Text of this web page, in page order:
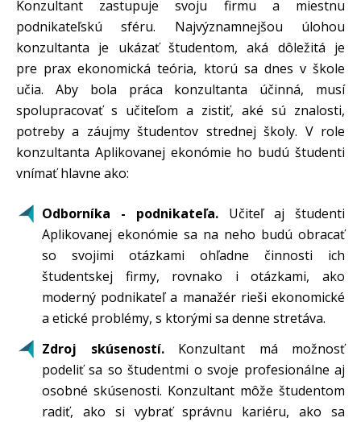
Konzultant zastupuje svoju firmu a miestnu
podnikateľskú sféru. Najvýznamnejšou úlohou
konzultanta je ukázať študentom, aká dôležitá je
pre prax ekonomická teória, ktorú sa dnes v škole
učia. Aby bola práca konzultanta účinná, musí
spolupracovať s učiteľom a zistiť, aké sú znalosti,
potreby a záujmy študentov strednej školy. V role
konzultanta Aplikovanej ekonómie ho budú študenti
vnímať hlavne ako:
Odborníka - podnikateľa. Učiteľ aj študenti
Aplikovanej ekonómie sa na neho budú obracať
so svojimi otázkami ohľadne činnosti ich
študentskej firmy, rovnako i otázkami, ako
moderný podnikateľ a manažér rieši ekonomické
a etické problémy, s ktorými sa denne stretáva.
Zdroj skúseností.Konzultant má možnosť
podeliť sa so študentmi o svoje profesionálne aj
osobné skúsenosti. Konzultant môže študentom
radiť, ako si vybrať správnu kariéru, ako sa